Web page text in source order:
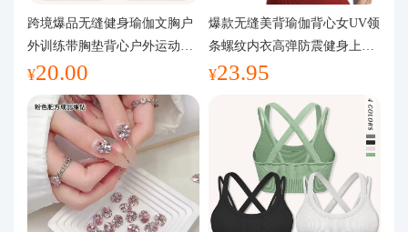
代购问答
关于我们
跨境爆品无缝健身瑜伽文胸户
外训练带胸垫背心户外运动瑜
伽服女
¥20.00
爆款无缝美背瑜伽背心女UV领
条螺纹内衣高弹防震健身上装
运动文胸
¥23.95